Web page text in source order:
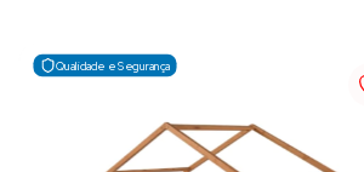
Qualidade e Segurança